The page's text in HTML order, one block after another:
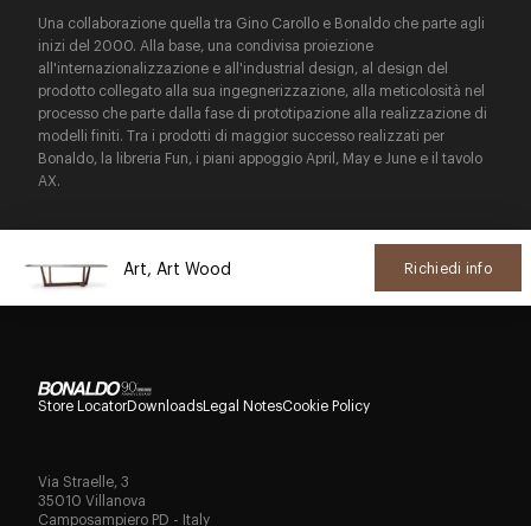
Una collaborazione quella tra Gino Carollo e Bonaldo che parte agli
inizi del 2000. Alla base, una condivisa proiezione
all'internazionalizzazione e all'industrial design, al design del
prodotto collegato alla sua ingegnerizzazione, alla meticolosità nel
processo che parte dalla fase di prototipazione alla realizzazione di
modelli finiti. Tra i prodotti di maggior successo realizzati per
Bonaldo, la libreria Fun, i piani appoggio April, May e June e il tavolo
AX.
Art, Art Wood Richiedi info
Store LocatorDownloadsLegal NotesCookie Policy
Via Straelle, 3
35010 Villanova
Camposampiero PD - Italy